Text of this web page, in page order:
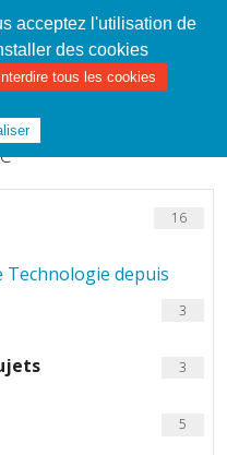
16
Technologie depuis
3
3
5
acceptez l'utilisation de
des cookies
tous les cookies